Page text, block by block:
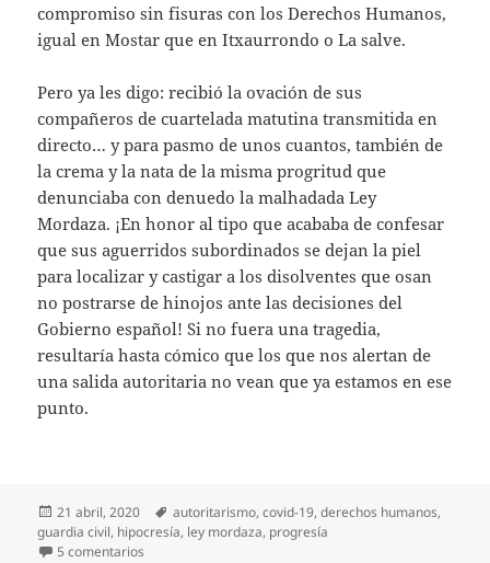
compromiso sin fisuras con los Derechos Humanos,
igual en Mostar que en Itxaurrondo o La salve.
Pero ya les digo: recibió la ovación de sus
compañeros de cuartelada matutina transmitida en
directo… y para pasmo de unos cuantos, también de
la crema y la nata de la misma progritud que
denunciaba con denuedo la malhadada Ley
Mordaza. ¡En honor al tipo que acababa de confesar
que sus aguerridos subordinados se dejan la piel
para localizar y castigar a los disolventes que osan
no postrarse de hinojos ante las decisiones del
Gobierno español! Si no fuera una tragedia,
resultaría hasta cómico que los que nos alertan de
una salida autoritaria no vean que ya estamos en ese
punto.
Publicado
el
21 abril, 2020 Etiquetas
autoritarismo,covid-19,derechos humanos,
guardia civil, hipocresía, ley mordaza, progresía
5 comentarios